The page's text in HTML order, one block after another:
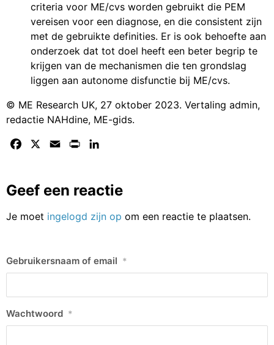
criteria voor ME/cvs worden gebruikt die PEM
vereisen voor een diagnose, en die consistent zijn
met de gebruikte definities. Er is ook behoefte aan
onderzoek dat tot doel heeft een beter begrip te
krijgen van de mechanismen die ten grondslag
liggen aan autonome disfunctie bij ME/cvs.
© ME Research UK, 27 oktober 2023. Vertaling admin,
redactie NAHdine, ME-gids.
Facebook Email Print
Geef een reactie
Je moet ingelogd zijn op om een reactie te plaatsen.
Gebruikersnaam of email *
Wachtwoord *